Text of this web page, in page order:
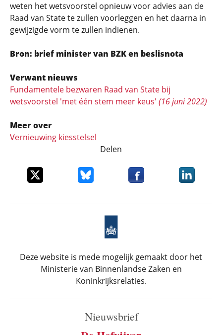
weten het wetsvoorstel opnieuw voor advies aan de
Raad van State te zullen voorleggen en het daarna in
gewijzigde vorm te zullen indienen.
Bron: brief minister van BZK en beslisnota
Verwant nieuws
Fundamentele bezwaren Raad van State bij
wetsvoorstel 'met één stem meer keus' (16 juni 2022)
Meer over
Vernieuwing kiesstelsel
Delen
Deel dit item op XDeel dit item op Bluesky
Deel dit item opDeel dit
Deze website is mede mogelijk gemaakt door het
Ministerie van Binnenlandse Zaken en
Koninkrijksrelaties.
Nieuwsbrief